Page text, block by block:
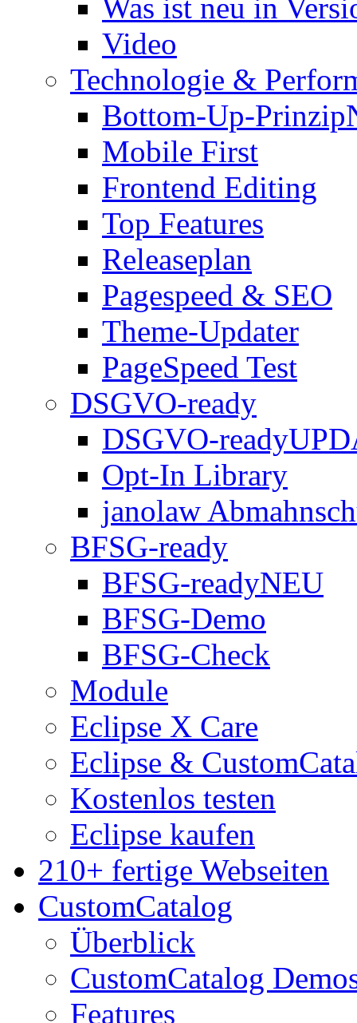
Was ist neu in
Video
Technologie &
Bottom-Up-Prinzip
Mobile First
Frontend Editing
Top Features
Releaseplan
Pagespeed & SEO
Theme-Updater
PageSpeed Test
DSGVO-ready
DSGVO-ready
Opt-In Library
janolaw
BFSG-ready
BFSG-readyNEU
BFSG-Demo
BFSG-Check
Module
Eclipse X Care
Eclipse &
Kostenlos testen
Eclipse kaufen
210+ fertige Webseiten
CustomCatalog
Überblick
CustomCatalog
Features